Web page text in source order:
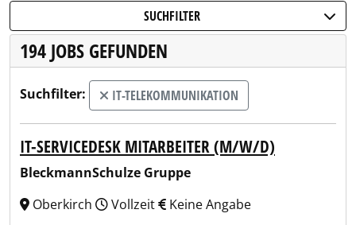
SUCHFILTER
194 JOBS GEFUNDEN
Suchfilter: IT-TELEKOMMUNIKATION
IT-SERVICEDESK MITARBEITER (M/W/D)
BleckmannSchulze Gruppe
Oberkirch
Vollzeit Keine Angabe